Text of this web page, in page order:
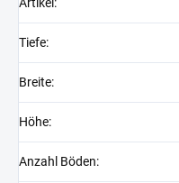
Tiefe:
Breite:
Höhe:
Anzahl Böden: